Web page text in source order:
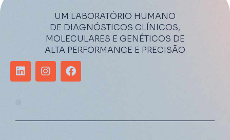
UM LABORATÓRIO HUMANO
DE DIAGNÓSTICOS CLÍNICOS,
MOLECULARES E GENÉTICOS DE
ALTA PERFORMANCE E PRECISÃO